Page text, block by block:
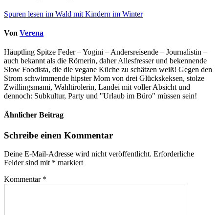
Spuren lesen im Wald mit Kindern im Winter
Von Verena
Häuptling Spitze Feder – Yogini – Andersreisende – Journalistin –
auch bekannt als die Römerin, daher Allesfresser und bekennende
Slow Foodista, die die vegane Küche zu schätzen weiß! Gegen den
Strom schwimmende hipster Mom von drei Glückskeksen, stolze
Zwillingsmami, Wahltirolerin, Landei mit voller Absicht und
dennoch: Subkultur, Party und "Urlaub im Büro" müssen sein!
Ähnlicher Beitrag
Schreibe einen Kommentar
Deine E-Mail-Adresse wird nicht veröffentlicht. Erforderliche
Felder sind mit * markiert
Kommentar *